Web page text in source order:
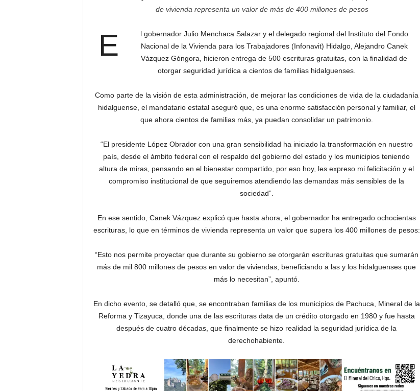
de vivienda representa un valor de más de 400 millones de pesos
E
l gobernador Julio Menchaca Salazar y el delegado regional del Instituto del Fondo
Nacional de la Vivienda para los Trabajadores (Infonavit) Hidalgo, Alejandro Canek
Vázquez Góngora, hicieron entrega de 500 escrituras gratuitas, con la finalidad de
otorgar seguridad jurídica a cientos de familias hidalguenses.
Como parte de la visión de esta administración, de mejorar las condiciones de vida de la ciudadanía
hidalguense, el mandatario estatal aseguró que, es una enorme satisfacción personal y familiar, el
que ahora cientos de familias más, ya puedan consolidar un patrimonio.
“El presidente López Obrador con una gran sensibilidad ha iniciado la transformación en nuestro
país, desde el ámbito federal con el respaldo del gobierno del estado y los municipios teniendo
altura de miras, pensando en el bienestar compartido, por eso hoy, les expreso mi felicitación y el
compromiso institucional de que seguiremos atendiendo las demandas más sensibles de la
sociedad”.
En ese sentido, Canek Vázquez explicó que hasta ahora, el gobernador ha entregado ochocientas
escrituras, lo que en términos de vivienda representa un valor que supera los 400 millones de pesos:
“Esto nos permite proyectar que durante su gobierno se otorgarán escrituras gratuitas que sumarán
más de mil 800 millones de pesos en valor de viviendas, beneficiando a las y los hidalguenses que
más lo necesitan”, apuntó.
En dicho evento, se detalló que, se encontraban familias de los municipios de Pachuca, Mineral de la
Reforma y Tizayuca, donde una de las escrituras data de un crédito otorgado en 1980 y fue hasta
después de cuatro décadas, que finalmente se hizo realidad la seguridad jurídica de la
derechohabiente.